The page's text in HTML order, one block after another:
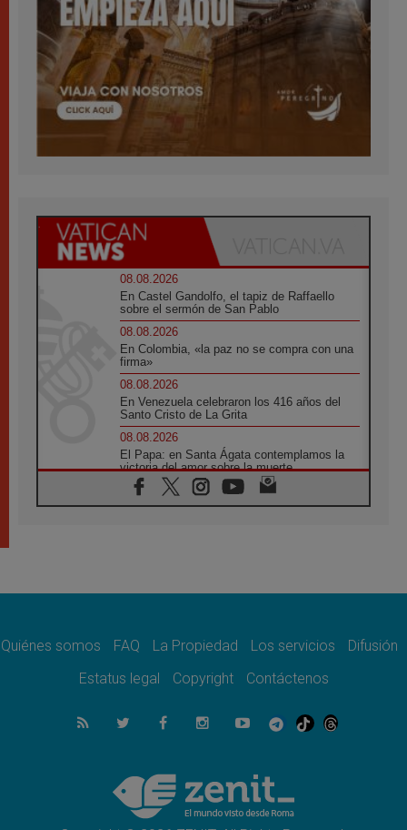
08.08.2026
En Castel Gandolfo, el tapiz de Raffaello
sobre el sermón de San Pablo
08.08.2026
En Colombia, «la paz no se compra con una
firma»
08.08.2026
En Venezuela celebraron los 416 años del
Santo Cristo de La Grita
08.08.2026
El Papa: en Santa Ágata contemplamos la
victoria del amor sobre la muerte
08.08.2026
León XIV visitará el Santuario de la Madre
07.08.2026
07.08.2026
el compromiso del cristiano"
La matanza de niños en Gaza no cesa: 300
muertos en 300 días
Tagle: La guerra desfigura el mundo, solo la
revelación de Dios lo transfigura
Quiénes somos FAQ La Propiedad Los servicios
Difusión
Estatus legal
Copyright Contáctenos